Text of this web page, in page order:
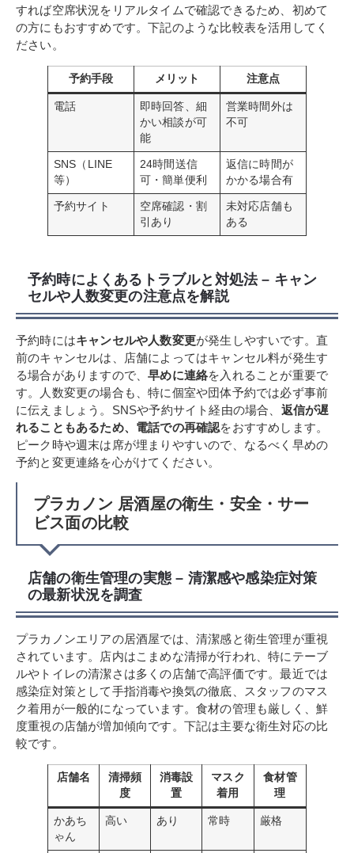
すれば空席状況をリアルタイムで確認できるため、初めて
の方にもおすすめです。下記のような比較表を活用してく
ださい。
予約手段 メリット 注意点
電話
即時回答、細
かい相談が可
能
営業時間外は
不可
SNS（LINE
等）
24時間送信
可・簡単便利
返信に時間が
かかる場合有
予約サイト
空席確認・割
引あり
未対応店舗も
ある
予約時によくあるトラブルと対処法 – キャン
セルや人数変更の注意点を解説
予約時にはキャンセルや人数変更が発生しやすいです。直
前のキャンセルは、店舗によってはキャンセル料が発生す
る場合がありますので、早めに連絡を入れることが重要で
す。人数変更の場合も、特に個室や団体予約では必ず事前
に伝えましょう。SNSや予約サイト経由の場合、 返信が遅
れることもあるため、電話での再確認をおすすめします。
ピーク時や週末は席が埋まりやすいので、なるべく早めの
予約と変更連絡を心がけてください。
プラカノン 居酒屋の衛生・安全・サー
ビス面の比較
店舗の衛生管理の実態 – 清潔感や感染症対策
の最新状況を調査
プラカノンエリアの居酒屋では、清潔感と衛生管理が重視
されています。店内はこまめな清掃が行われ、特にテーブ
ルやトイレの清潔さは多くの店舗で高評価です。最近では
感染症対策として手指消毒や換気の徹底、スタッフのマス
ク着用が一般的になっています。食材の管理も厳しく、鮮
度重視の店舗が増加傾向です。下記は主要な衛生対応の比
較です。
店舗名
清掃頻
度
消毒設
置
マスク
着用
食材管
理
かあち
ゃん
高い あり 常時 厳格